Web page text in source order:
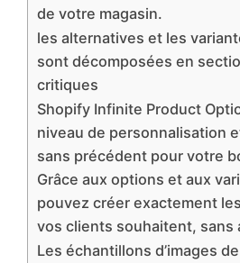
de votre magasin.
les alternatives et les
sont décomposées en
critiques
Shopify Infinite Product
niveau de personnalisation
sans précédent pour votre
Grâce aux options et aux
pouvez créer exactement
vos clients souhaitent, sans
Les échantillons d’images